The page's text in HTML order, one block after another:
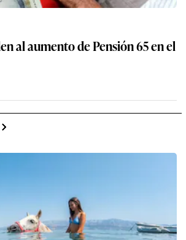
al aumento de Pensión 65 en el